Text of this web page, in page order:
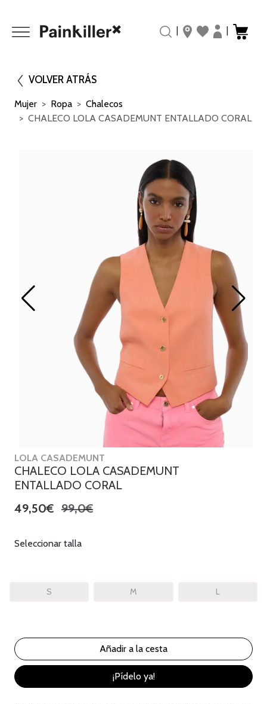
VOLVER ATRÁS
Mujer Ropa
Chalecos
CHALECO LOLA CASADEMUNT ENTALLADO CORAL
LOLA CASADEMUNT
CHALECO LOLA CASADEMUNT
ENTALLADO CORAL
49,50€ 99,0€
Seleccionar talla
S M L
¡Pídelo ya!